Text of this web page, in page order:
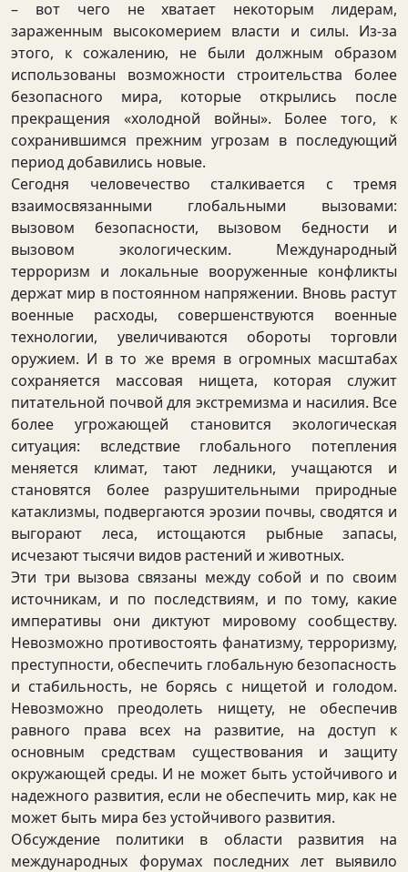
– вот чего не хватает некоторым лидерам,
зараженным высокомерием власти и силы. Из-за
этого, к сожалению, не были должным образом
использованы возможности строительства более
безопасного мира, которые открылись после
прекращения «холодной войны». Более того, к
сохранившимся прежним угрозам в последующий
период добавились новые.
Сегодня человечество сталкивается с тремя
взаимосвязанными глобальными вызовами:
вызовом безопасности, вызовом бедности и
вызовом экологическим. Международный
терроризм и локальные вооруженные конфликты
держат мир в постоянном напряжении. Вновь растут
военные расходы, совершенствуются военные
технологии, увеличиваются обороты торговли
оружием. И в то же время в огромных масштабах
сохраняется массовая нищета, которая служит
питательной почвой для экстремизма и насилия. Все
более угрожающей становится экологическая
ситуация: вследствие глобального потепления
меняется климат, тают ледники, учащаются и
становятся более разрушительными природные
катаклизмы, подвергаются эрозии почвы, сводятся и
выгорают леса, истощаются рыбные запасы,
исчезают тысячи видов растений и животных.
Эти три вызова связаны между собой и по своим
источникам, и по последствиям, и по тому, какие
императивы они диктуют мировому сообществу.
Невозможно противостоять фанатизму, терроризму,
преступности, обеспечить глобальную безопасность
и стабильность, не борясь с нищетой и голодом.
Невозможно преодолеть нищету, не обеспечив
равного права всех на развитие, на доступ к
основным средствам существования и защиту
окружающей среды. И не может быть устойчивого и
надежного развития, если не обеспечить мир, как не
может быть мира без устойчивого развития.
Обсуждение политики в области развития на
международных форумах последних лет выявило